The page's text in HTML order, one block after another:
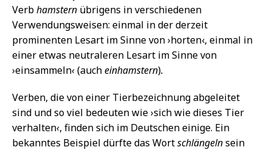
Verbhamstern übrigens in verschiedenen
Verwendungsweisen: einmal in der derzeit
prominenten Lesart im Sinne von ›horten‹, einmal in
einer etwas neutraleren Lesart im Sinne von
›einsammeln‹(aucheinhamstern).
Verben, die von einer Tierbezeichnung abgeleitet
sind und so viel bedeuten wie ›sich wie dieses Tier
verhalten‹, finden sich im Deutschen einige. Ein
bekanntes Beispiel dürfte das Wortschlängelnsein